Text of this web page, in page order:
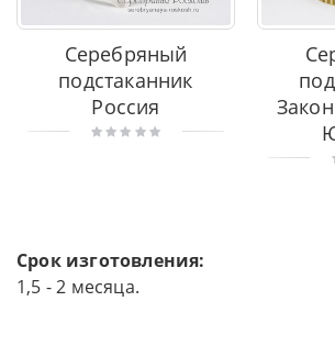
Серебряный
подстаканник
Россия
Срок изготовления:
1,5 - 2 месяца.